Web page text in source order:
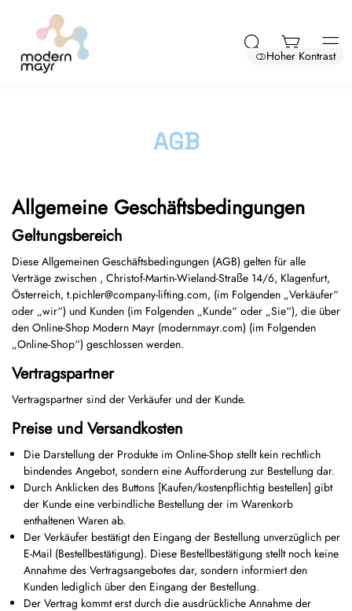
Hoher Kontrast
AGB
Allgemeine Geschäftsbedingungen
Geltungsbereich
Diese Allgemeinen Geschäftsbedingungen (AGB) gelten für alle
Verträge zwischen , Christof-Martin-Wieland-Straße 14/6, Klagenfurt,
Österreich, t.pichler@company-lifting.com, (im Folgenden „Verkäufer“
oder „wir“) und Kunden (im Folgenden „Kunde“ oder „Sie“), die über
den Online-Shop Modern Mayr (modernmayr.com) (im Folgenden
„Online-Shop“) geschlossen werden.
Vertragspartner
Vertragspartner sind der Verkäufer und der Kunde.
Preise und Versandkosten
Die Darstellung der Produkte im Online-Shop stellt kein rechtlich
bindendes Angebot, sondern eine Aufforderung zur Bestellung dar.
Durch Anklicken des Buttons [Kaufen/kostenpflichtig bestellen] gibt
der Kunde eine verbindliche Bestellung der im Warenkorb
enthaltenen Waren ab.
Der Verkäufer bestätigt den Eingang der Bestellung unverzüglich per
E-Mail (Bestellbestätigung). Diese Bestellbestätigung stellt noch keine
Annahme des Vertragsangebotes dar, sondern informiert den
Kunden lediglich über den Eingang der Bestellung.
Der Vertrag kommt erst durch die ausdrückliche Annahme der